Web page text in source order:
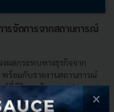
รจัดการจากสถานการณ์
ผลกระทบทางธุรกิจจาก
พร้อมกับรายงานสถานการณ์
ร์ที่มีกิจการในหลายประเทศ
×